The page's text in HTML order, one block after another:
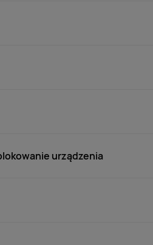
urządzenia